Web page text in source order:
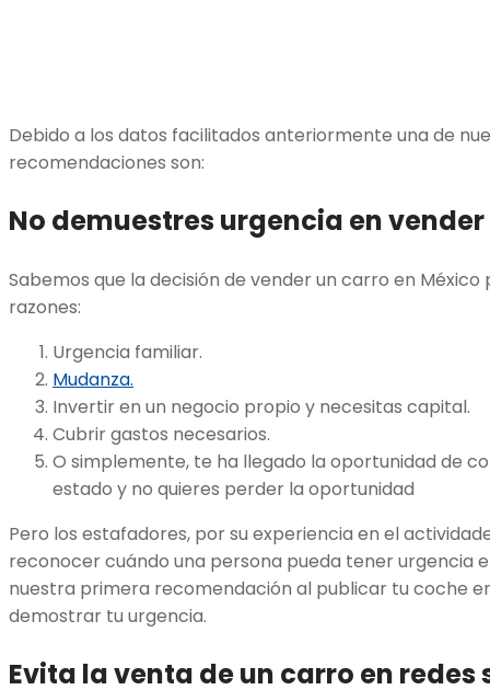
Debido a los datos facilitados anteriormente una de
recomendaciones son:
No demuestres urgencia en
Sabemos que la decisión de vender un carro en
razones:
Urgencia familiar.
Mudanza.
Invertir en un negocio propio y necesitas capital.
Cubrir gastos necesarios.
O simplemente, te ha llegado la oportunidad de
estado y no quieres perder la oportunidad
Pero los estafadores, por su experiencia en el
reconocer cuándo una persona pueda tener urgencia
nuestra primera recomendación al publicar tu coche
demostrar tu urgencia.
Evita la venta de un carro en redes